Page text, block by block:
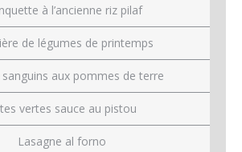
à l’ancienne riz pilaf
de légumes de printemps
sanguins aux pommes de terre
vertes sauce au pistou
Lasagne al forno